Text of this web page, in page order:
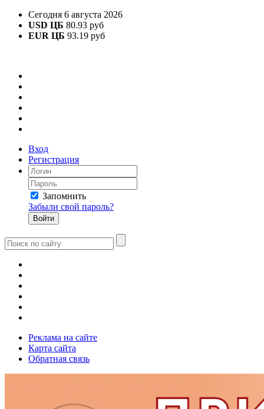
Сегодня 6 августа 2026
USD ЦБ 80.93 руб
EUR ЦБ 93.19 руб
Вход
Регистрация
Запомнить
Забыли свой пароль?
Реклама на сайте
Карта сайта
Обратная связь